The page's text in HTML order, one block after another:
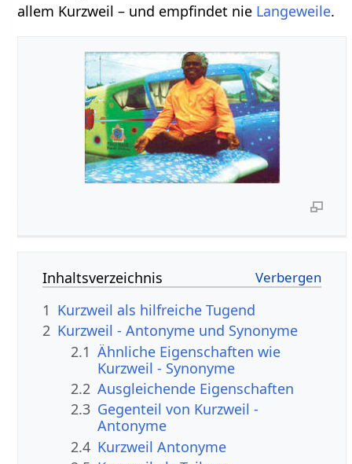
allem Kurzweil – und empfindet nie Langeweile.
Inhaltsverzeichnis
1 Kurzweil als hilfreiche Tugend
2 Kurzweil - Antonyme und Synonyme
2.1 Ähnliche Eigenschaften wie
Kurzweil - Synonyme
2.2 Ausgleichende Eigenschaften
2.3 Gegenteil von Kurzweil -
Antonyme
2.4 Kurzweil Antonyme